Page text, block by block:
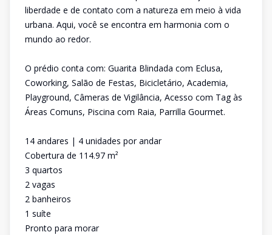
liberdade e de contato com a natureza em meio à vida
urbana. Aqui, você se encontra em harmonia com o
mundo ao redor.
O prédio conta com: Guarita Blindada com Eclusa,
Coworking, Salão de Festas, Bicicletário, Academia,
Playground, Câmeras de Vigilância, Acesso com Tag às
Áreas Comuns, Piscina com Raia, Parrilla Gourmet.
14 andares | 4 unidades por andar
Cobertura de 114.97 m²
3 quartos
2 vagas
2 banheiros
1 suíte
Pronto para morar